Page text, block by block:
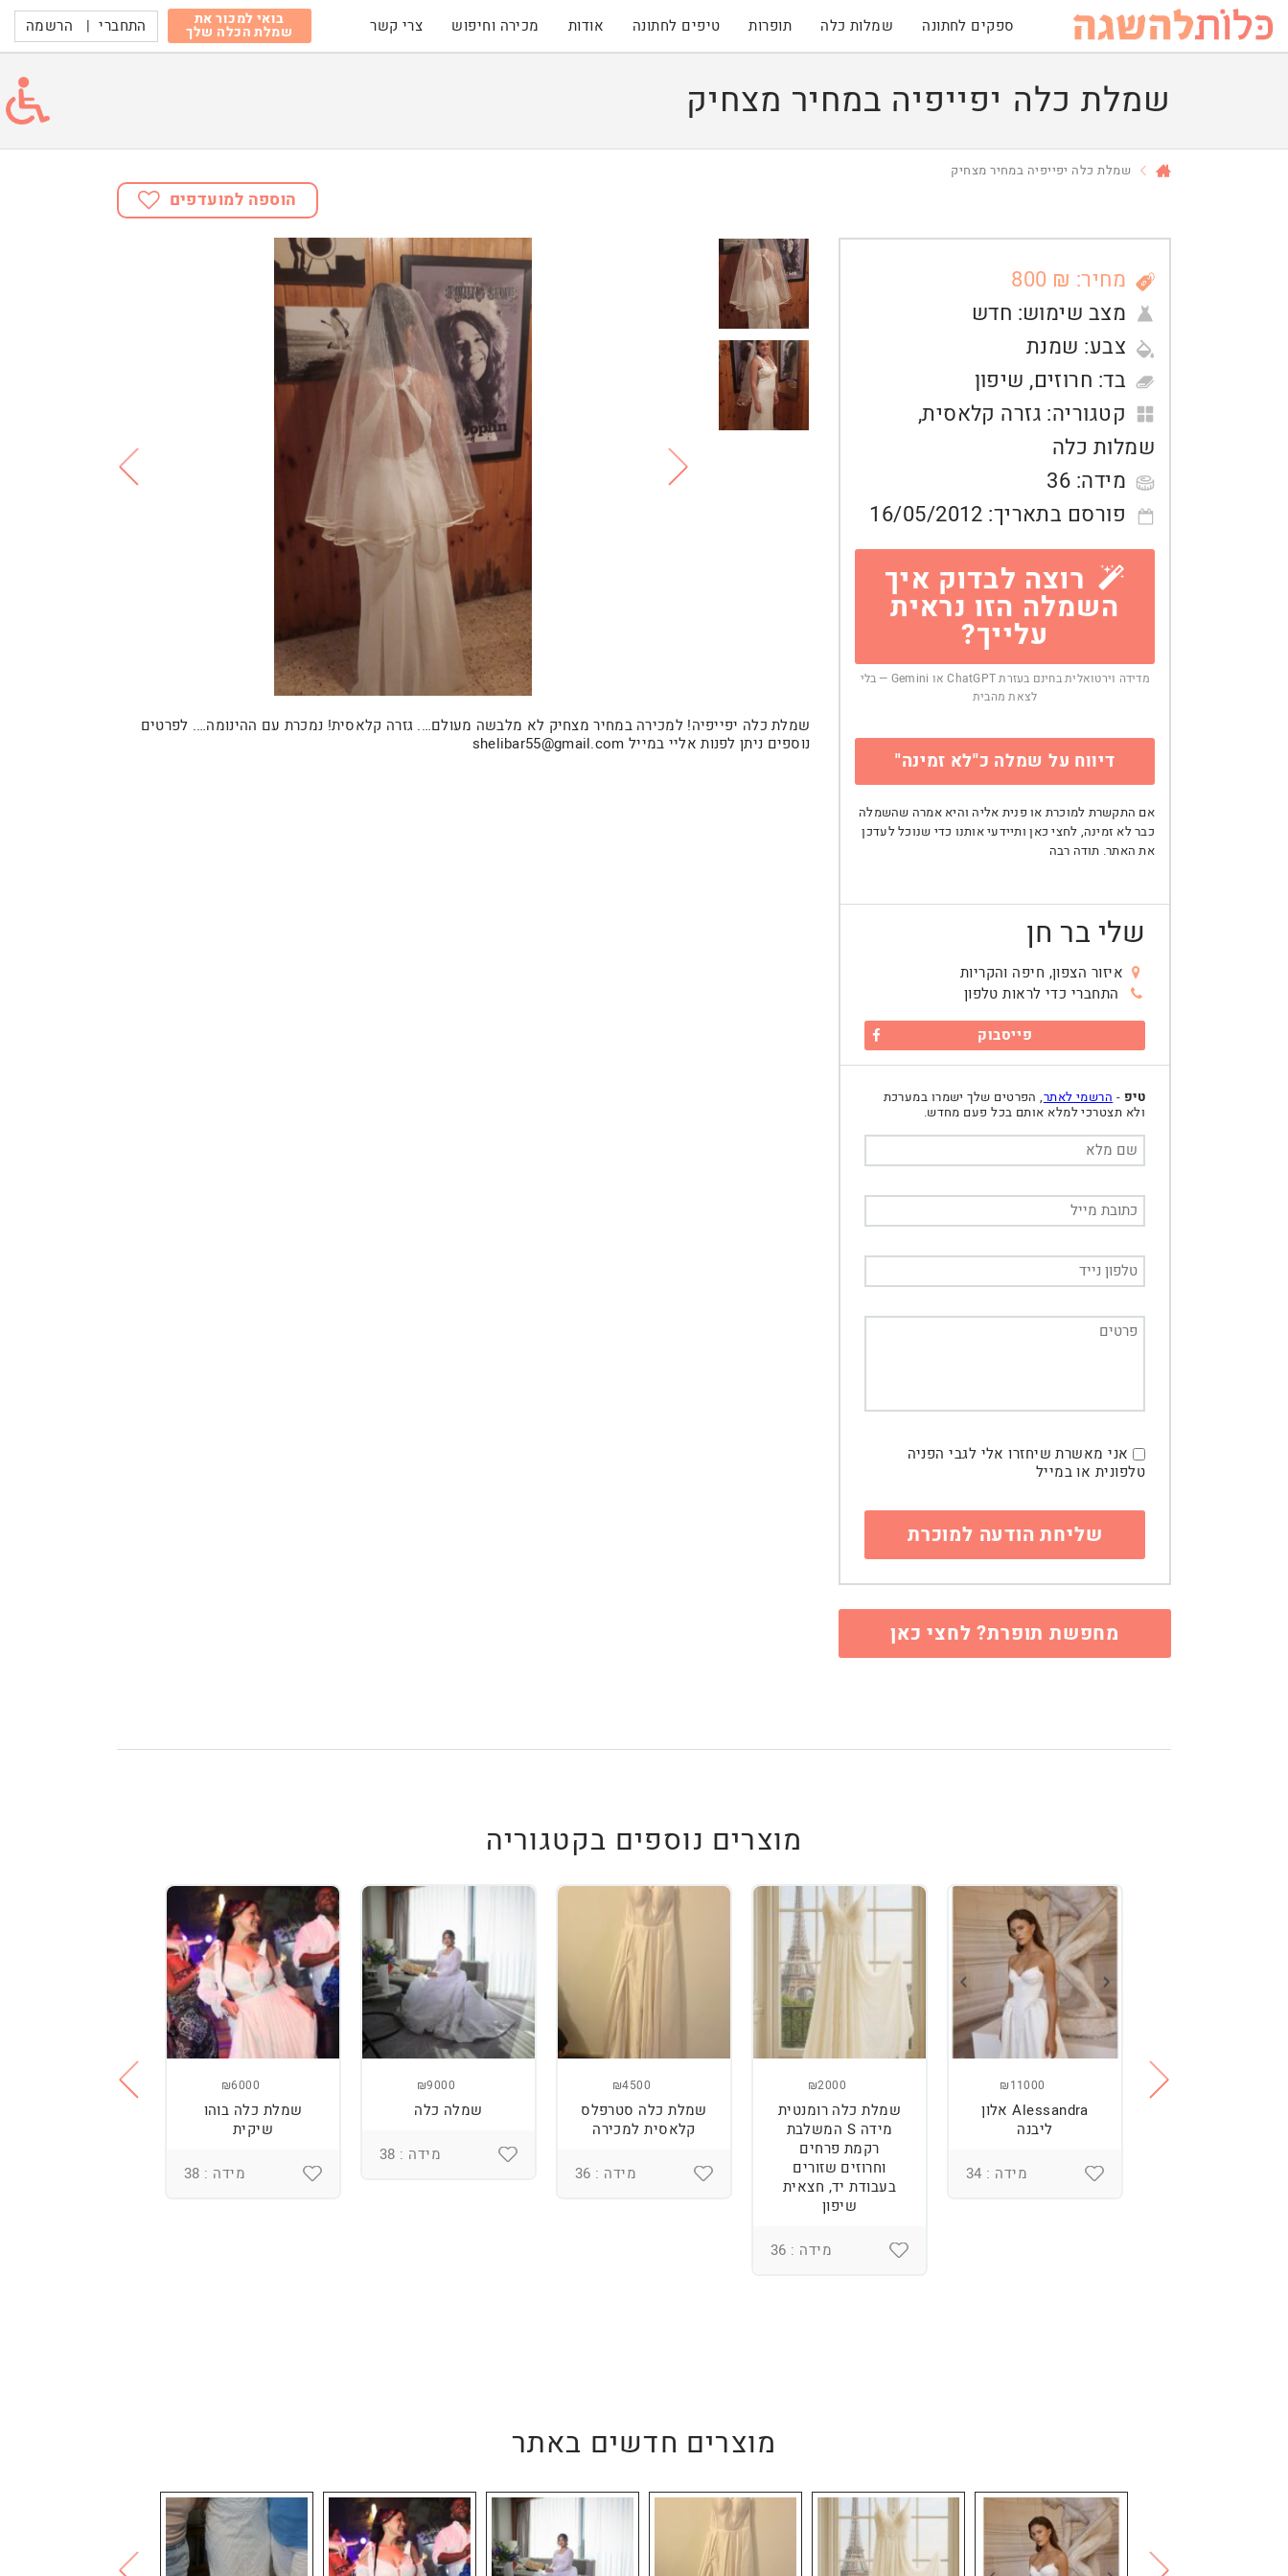
ספקים לחתונה שמלות כלה תופרות טיפים לחתונה אודות מכירה וחיפוש צרי קשר בואי למכור את
שמלת הכלה שלך התחברי | הרשמה
שמלת כלה יפייפיה במחיר מצחיק
שמלת כלה יפייפיה במחיר מצחיק
הוספה למועדפים
מחיר: ₪ 800
מצב שימוש: חדש
צבע: שמנת
בד: חרוזים, שיפון
קטגוריה: גזרה קלאסית,
שמלות כלה
מידה: 36
פורסם בתאריך: 16/05/2012
רוצה לבדוק איך
השמלה הזו נראית
עלייך?
מדידה וירטואלית בחינם בעזרת ChatGPT או Gemini — בלי
לצאת מהבית
דיווח על שמלה כ"לא זמינה"
אם התקשרת למוכרת או פנית אליה והיא אמרה שהשמלה
כבר לא זמינה, לחצי כאן ותיידעי אותנו כדי שנוכל לעדכן
את האתר. תודה רבה
שלי בר חן
איזור הצפון, חיפה והקריות
התחברי כדי לראות טלפון
פייסבוק
טיפ - הרשמי לאתר, הפרטים שלך ישמרו במערכת
ולא תצטרכי למלא אותם בכל פעם מחדש.
אני מאשרת שיחזרו אלי לגבי הפניה
טלפונית או במייל
מחפשת תופרת? לחצי כאן
שמלת כלה יפייפיה! למכירה במחיר מצחיק לא מלבשה מעולם…. גזרה קלאסית! נמכרת עם ההינומה…. לפרטים
נוספים ניתן לפנות אליי במייל shelibar55@gmail.com
מוצרים נוספים בקטגוריה
₪11000
Alessandra אלון
ליבנה
מידה : 34
₪2000
שמלת כלה רומנטית
מידה S המשלבת
רקמת פרחים
וחרוזים שזורים
בעבודת יד, חצאית
שיפון
מידה : 36
₪4500
שמלת כלה סטרפלס
קלאסית למכירה
מידה : 36
₪9000
שמלה כלה
מידה : 38
₪6000
שמלת כלה בוהו
שיקית
מידה : 38
מוצרים חדשים באתר